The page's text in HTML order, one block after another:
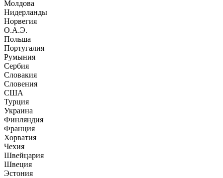
Молдова
Нидерланды
Норвегия
О.А.Э.
Польша
Португалия
Румыния
Сербия
Словакия
Словения
США
Турция
Украина
Финляндия
Франция
Хорватия
Чехия
Швейцария
Швеция
Эстония